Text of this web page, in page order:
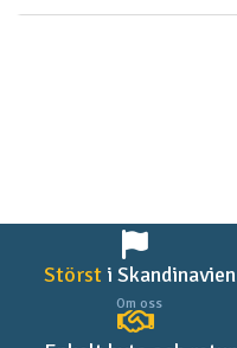
Störsti Skandinavien
Om oss